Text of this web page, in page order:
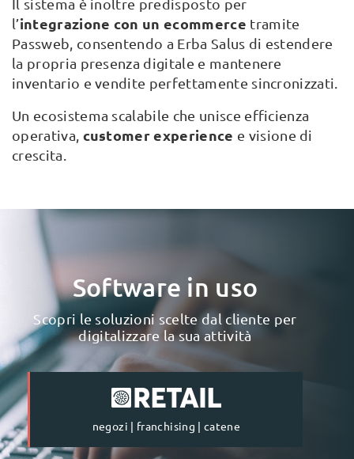
Il sistema è inoltre predisposto per
l’integrazione con un ecommerce tramite
Passweb, consentendo a Erba Salus di estendere
la propria presenza digitale e mantenere
inventario e vendite perfettamente sincronizzati.
Un ecosistema scalabile che unisce efficienza
operativa, customer experience e visione di
crescita.
Software in uso
Scopri le soluzioni scelte dal cliente per
digitalizzare la sua attività
negozi | franchising | catene